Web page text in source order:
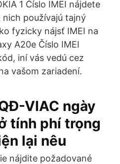
1 Číslo IMEI nájdete
používajú tajný
fyzicky nájsť IMEI na
A20e Číslo IMEI
iní vás vedú cez
vašom zariadení.
VIAC ngày
tính phí trọng
lại nêu
nájdite požadované